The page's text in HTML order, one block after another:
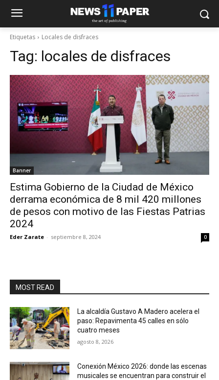
Etiquetas Locales de disfraces
Tag: locales de disfraces
Banner
Estima Gobierno de la Ciudad de México
derrama económica de 8 mil 420 millones
de pesos con motivo de las Fiestas Patrias
2024
Eder Zarate - septiembre 8, 2024 0
MOST READ
La alcaldía Gustavo A Madero acelera el
paso: Repavimenta 45 calles en sólo
cuatro meses
agosto 8, 2026
Conexión México 2026: donde las escenas
musicales se encuentran para construir el